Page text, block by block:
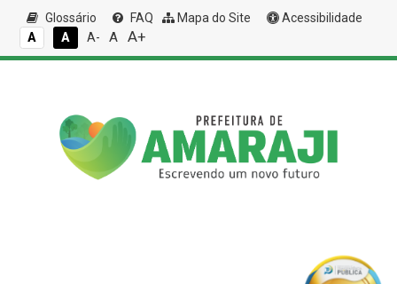
Glossário FAQ Mapa do Site
Acessibilidade
A
A A- A A+